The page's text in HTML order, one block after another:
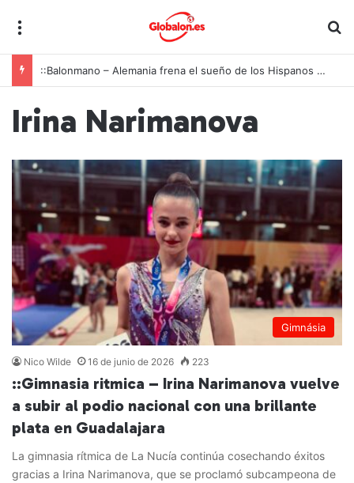
::Balonmano – Alemania frena el sueño de los Hispanos Juveniles, que lucharán ahora por el bronce europeo
Irina Narimanova
Gimnásia
Nico Wilde 16 de junio de 2026 223
::Gimnasia ritmica – Irina Narimanova vuelve
a subir al podio nacional con una brillante
plata en Guadalajara
La gimnasia rítmica de La Nucía continúa cosechando éxitos
gracias a Irina Narimanova, que se proclamó subcampeona de